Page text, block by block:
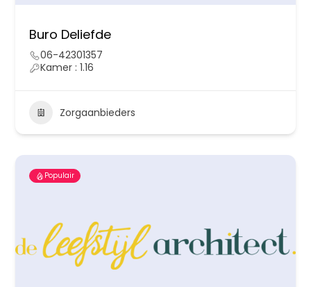
Buro Deliefde
06-42301357
Kamer : 1.16
Zorgaanbieders
Populair